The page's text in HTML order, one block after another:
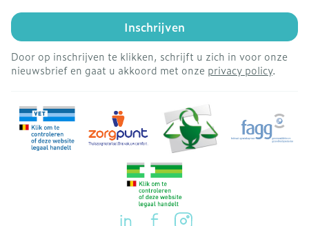
Inschrijven
Door op inschrijven te klikken, schrijft u zich in voor onze
nieuwsbrief en gaat u akkoord met onze privacy policy.